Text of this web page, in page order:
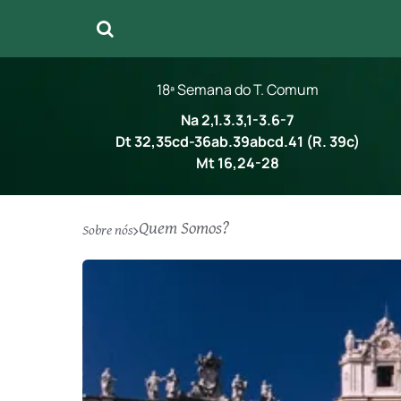
18ª Semana do T. Comum
Na 2,1.3.3,1-3.6-7
Dt 32,35cd-36ab.39abcd.41 (R. 39c)
Mt 16,24-28
Sobre nós Quem Somos?